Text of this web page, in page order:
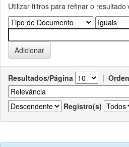
Utilizar filtros para refinar o resultado
Resultados/Página |
Registro(s)